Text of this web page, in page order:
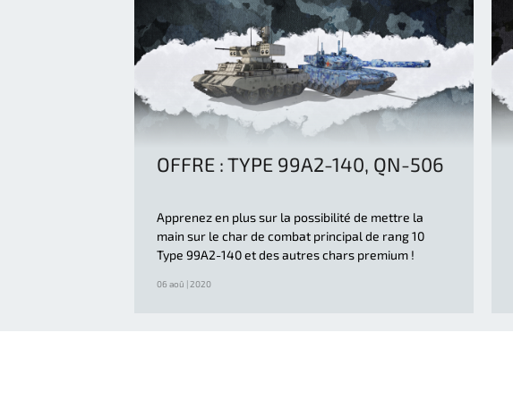
OFFRE : TYPE 99A2-140, QN-506
Apprenez en plus sur la possibilité de mettre la
main sur le char de combat principal de rang 10
Type 99A2-140 et des autres chars premium !
06 aoû | 2020